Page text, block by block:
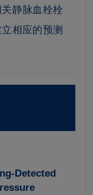
静脉血栓栓
相应的预测
Detected